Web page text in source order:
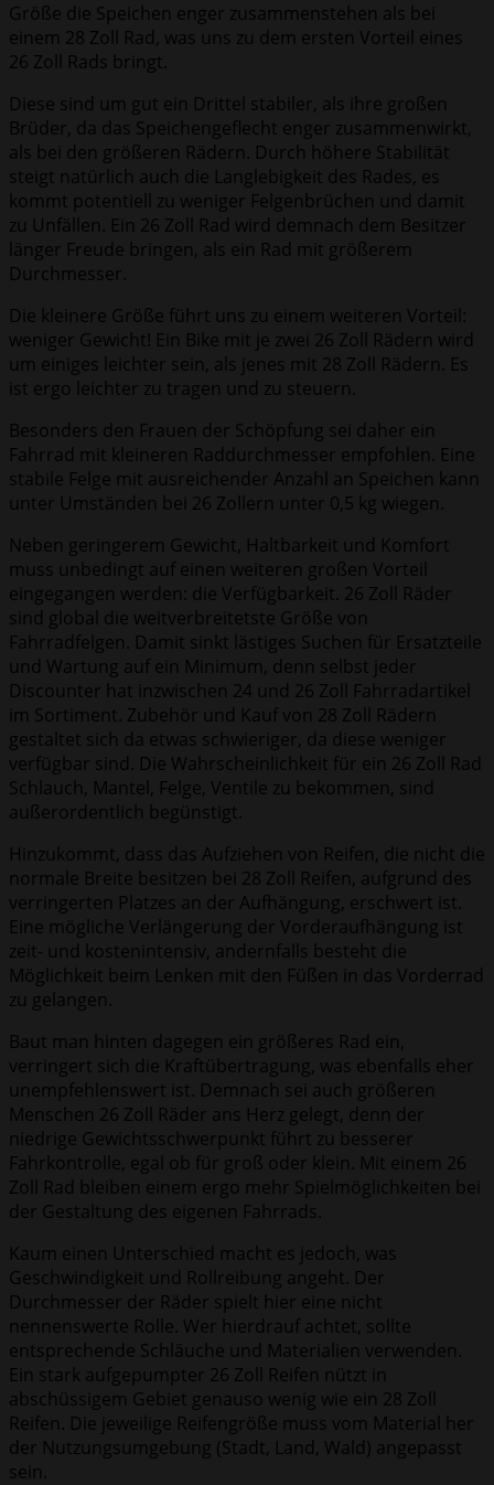
Größe die Speichen enger zusammenstehen als bei
einem 28 Zoll Rad, was uns zu dem ersten Vorteil eines
26 Zoll Rads bringt.
Diese sind um gut ein Drittel stabiler, als ihre großen
Brüder, da das Speichengeflecht enger zusammenwirkt,
als bei den größeren Rädern. Durch höhere Stabilität
steigt natürlich auch die Langlebigkeit des Rades, es
kommt potentiell zu weniger Felgenbrüchen und damit
zu Unfällen. Ein 26 Zoll Rad wird demnach dem Besitzer
länger Freude bringen, als ein Rad mit größerem
Durchmesser.
Die kleinere Größe führt uns zu einem weiteren Vorteil:
weniger Gewicht! Ein Bike mit je zwei 26 Zoll Rädern wird
um einiges leichter sein, als jenes mit 28 Zoll Rädern. Es
ist ergo leichter zu tragen und zu steuern.
Besonders den Frauen der Schöpfung sei daher ein
Fahrrad mit kleineren Raddurchmesser empfohlen. Eine
stabile Felge mit ausreichender Anzahl an Speichen kann
unter Umständen bei 26 Zollern unter 0,5 kg wiegen.
Neben geringerem Gewicht, Haltbarkeit und Komfort
muss unbedingt auf einen weiteren großen Vorteil
eingegangen werden: die Verfügbarkeit. 26 Zoll Räder
sind global die weitverbreitetste Größe von
Fahrradfelgen. Damit sinkt lästiges Suchen für Ersatzteile
und Wartung auf ein Minimum, denn selbst jeder
Discounter hat inzwischen 24 und 26 Zoll Fahrradartikel
im Sortiment. Zubehör und Kauf von 28 Zoll Rädern
gestaltet sich da etwas schwieriger, da diese weniger
verfügbar sind. Die Wahrscheinlichkeit für ein 26 Zoll Rad
Schlauch, Mantel, Felge, Ventile zu bekommen, sind
außerordentlich begünstigt.
Hinzukommt, dass das Aufziehen von Reifen, die nicht die
normale Breite besitzen bei 28 Zoll Reifen, aufgrund des
verringerten Platzes an der Aufhängung, erschwert ist.
Eine mögliche Verlängerung der Vorderaufhängung ist
zeit- und kostenintensiv, andernfalls besteht die
Möglichkeit beim Lenken mit den Füßen in das Vorderrad
zu gelangen.
Baut man hinten dagegen ein größeres Rad ein,
verringert sich die Kraftübertragung, was ebenfalls eher
unempfehlenswert ist. Demnach sei auch größeren
Menschen 26 Zoll Räder ans Herz gelegt, denn der
niedrige Gewichtsschwerpunkt führt zu besserer
Fahrkontrolle, egal ob für groß oder klein. Mit einem 26
Zoll Rad bleiben einem ergo mehr Spielmöglichkeiten bei
der Gestaltung des eigenen Fahrrads.
Kaum einen Unterschied macht es jedoch, was
Geschwindigkeit und Rollreibung angeht. Der
Durchmesser der Räder spielt hier eine nicht
nennenswerte Rolle. Wer hierdrauf achtet, sollte
entsprechende Schläuche und Materialien verwenden.
Ein stark aufgepumpter 26 Zoll Reifen nützt in
abschüssigem Gebiet genauso wenig wie ein 28 Zoll
Reifen. Die jeweilige Reifengröße muss vom Material her
der Nutzungsumgebung (Stadt, Land, Wald) angepasst
sein.